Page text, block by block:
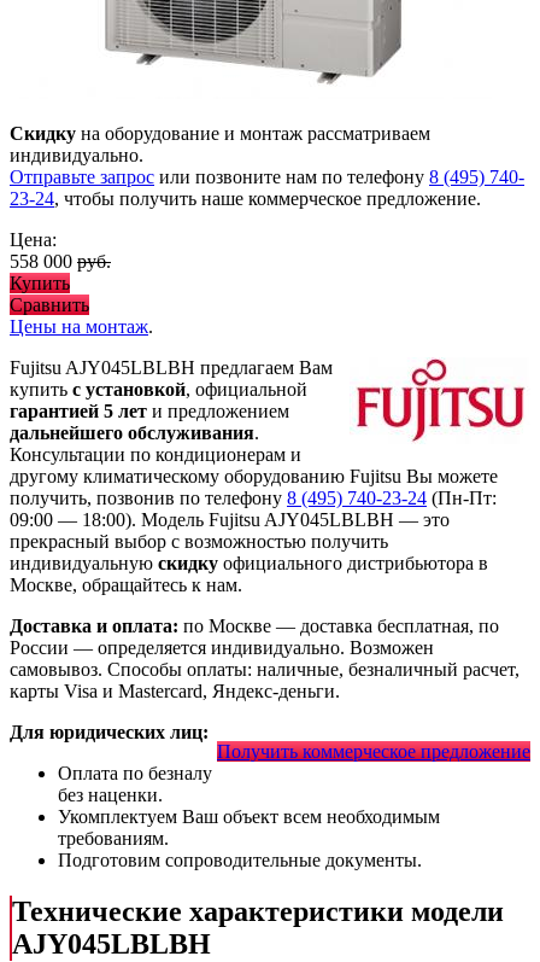
Скидку на оборудование и монтаж рассматриваем
индивидуально.
Отправьте запрос или позвоните нам по телефону 8 (495) 740-
23-24, чтобы получить наше коммерческое предложение.
Цена:
558 000 руб.
Купить
Сравнить
Цены на монтаж.
Fujitsu AJY045LBLBH предлагаем Вам
купить с установкой, официальной
гарантией 5 лет и предложением
дальнейшего обслуживания.
Консультации по кондиционерам и
другому климатическому оборудованию Fujitsu Вы можете
получить, позвонив по телефону 8 (495) 740-23-24 (Пн-Пт:
09:00 — 18:00). Модель Fujitsu AJY045LBLBH — это
прекрасный выбор с возможностью получить
индивидуальную скидку официального дистрибьютора в
Москве, обращайтесь к нам.
Доставка и оплата: по Москве — доставка бесплатная, по
России — определяется индивидуально. Возможен
самовывоз. Способы оплаты: наличные, безналичный расчет,
карты Visa и Mastercard, Яндекс-деньги.
Получить коммерческое предложение
Для юридических лиц:
Оплата по безналу
без наценки.
Укомплектуем Ваш объект всем необходимым
требованиям.
Подготовим сопроводительные документы.
Технические характеристики модели
AJY045LBLBH